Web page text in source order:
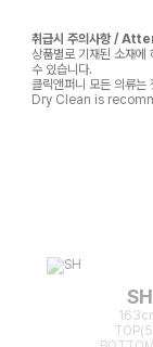
취급시 주의사항 /
상품별로 기재된 소재에
수 있습니다.
클릭앤퍼니 모든 의류는
Dry Clean is
SH